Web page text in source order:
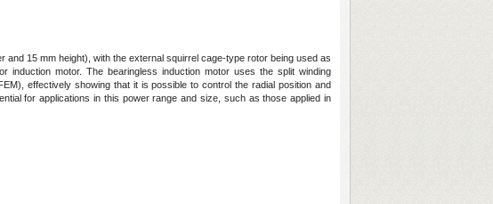
15 mm height), with the external squirrel cage-type rotor being used as
motor. The bearingless induction motor uses the split winding
effectively showing that it is possible to control the radial position and
for applications in this power range and size, such as those applied in